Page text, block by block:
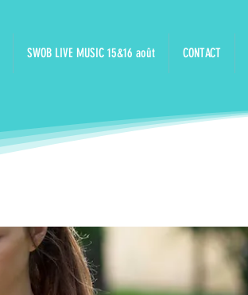
SWOB LIVE MUSIC 15&16 août CONTACT